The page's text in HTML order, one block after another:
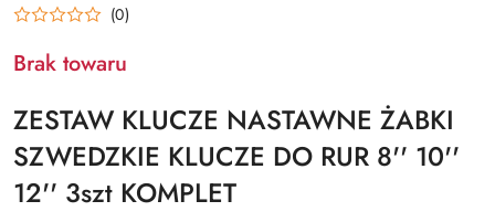
(0)
Brak towaru
ZESTAW KLUCZE NASTAWNE ŻABKI
SZWEDZKIE KLUCZE DO RUR 8'' 10''
12'' 3szt KOMPLET